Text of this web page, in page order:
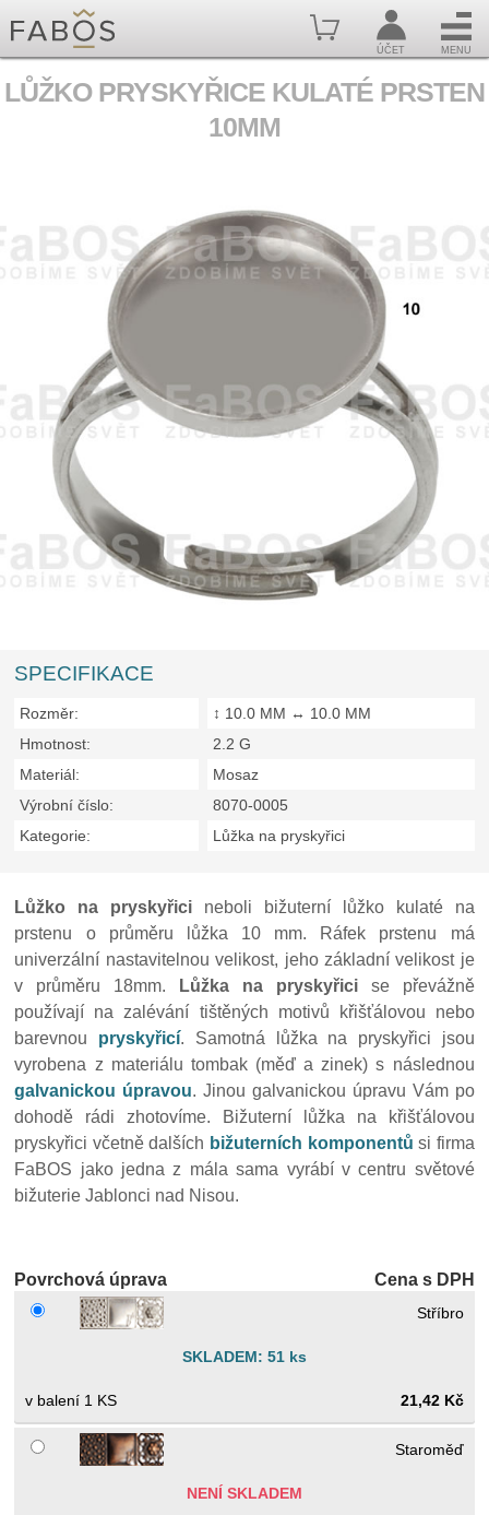
ÚČET MENU
LŮŽKO PRYSKYŘICE KULATÉ PRSTEN
10MM
SPECIFIKACE
Rozměr:
↕ 10.0 MM ↔ 10.0 MM
Hmotnost:
2.2 G
Materiál:
Mosaz
Výrobní číslo:
8070-0005
Kategorie:
Lůžka na pryskyřici
Lůžko na pryskyřici neboli bižuterní lůžko kulaté na
prstenu o průměru lůžka 10 mm. Ráfek prstenu má
univerzální nastavitelnou velikost, jeho základní velikost je
v průměru 18mm.
Lůžka na pryskyřicise převážně
používají na zalévání tištěných motivů křišťálovou nebo
barevnou pryskyřicí. Samotná lůžka na pryskyřici jsou
vyrobena z materiálu tombak (měď a zinek) s následnou
galvanickou úpravou. Jinou galvanickou úpravu Vám po
dohodě rádi zhotovíme. Bižuterní lůžka na křišťálovou
pryskyřici včetně dalších bižuterních komponentů si firma
FaBOS jako jedna z mála sama vyrábí v centru světové
bižuterie Jablonci nad Nisou.
Povrchová úprava Cena s DPH
Stříbro
SKLADEM: 51 ks
1 KS 21,42 Kč
Staroměď
NENÍ SKLADEM